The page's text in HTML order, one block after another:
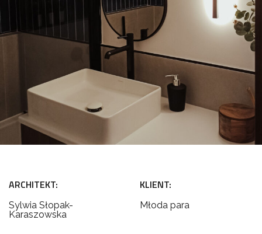
ARCHITEKT:
Sylwia Słopak-
Karaszowska
KLIENT:
Młoda para